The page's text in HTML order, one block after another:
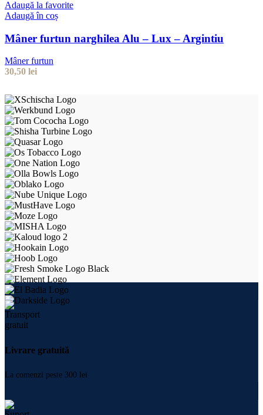
Adaugă la favorite
Adaugă în coș
Mâner furtun narghilea Alu – Lux – Argintiu
Mâner furtun
30,50 lei
Livrare gratuită
La comenzi peste 300 lei